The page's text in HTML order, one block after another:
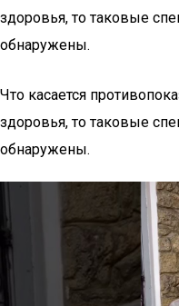
здоровья, то таковые
обнаружены.
Что касается
здоровья, то таковые
обнаружены.